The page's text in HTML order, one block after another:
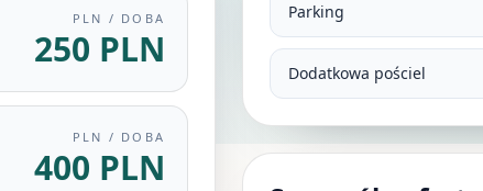
PLN / DOBA
250 PLN
PLN / DOBA
400 PLN
Parking
Dodatkowa pościel